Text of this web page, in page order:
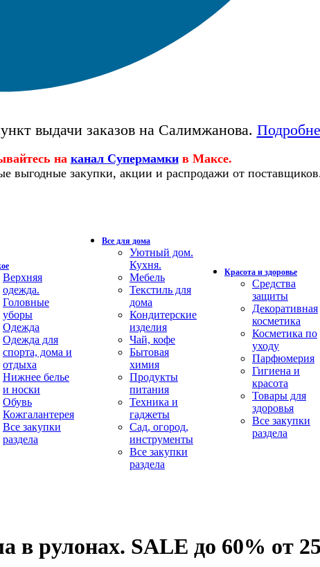
выдачи заказов на Салимжанова.
на канал Супермамки в Максе.
выгодные закупки, акции и распродажи от
Верхняя
одежда.
Головные
уборы
Одежда
Одежда для
спорта, дома и
отдыха
Нижнее белье
и носки
Обувь
Кожгалантерея
Все закупки
раздела
Все для дома
Уютный дом.
Кухня.
Мебель
Текстиль для
дома
Кондитерские
изделия
Чай, кофе
Бытовая
химия
Продукты
питания
Техника и
гаджеты
Сад, огород,
инструменты
Все закупки
раздела
Красота и здоровье
Средства
защиты
Декоративная
косметика
Косметика по
уходу
Парфюмерия
Гигиена и
красота
Товары для
здоровья
Все закупки
раздела
в рулонах. SALE до 60% от